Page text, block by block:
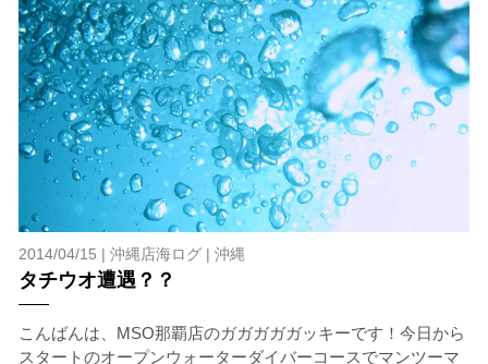
2014/04/15 | 沖縄店海ログ| 沖縄
タチウオ遭遇？？
こんばんは、MSO那覇店のガガガガガッキーです！今日から
スタートのオープンウォーターダイバーコースでマンツーマ